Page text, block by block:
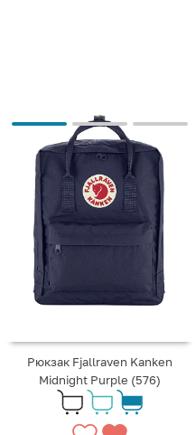
Рюкзак Fjallraven Kanken
Midnight Purple (576)